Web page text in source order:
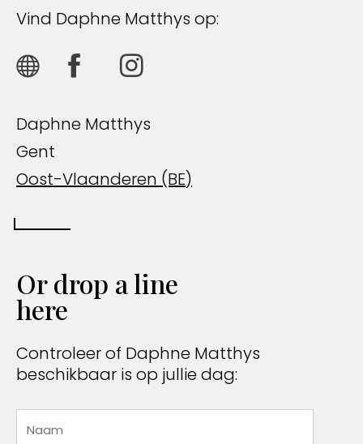
Vind Daphne Matthys op:
Daphne Matthys
Gent
Oost-Vlaanderen (BE)
Or drop a line
here
Controleer of Daphne Matthys
beschikbaar is op jullie dag: